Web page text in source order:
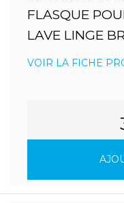
FLASQUE
LAVE LINGE
VOIR LA FICHE